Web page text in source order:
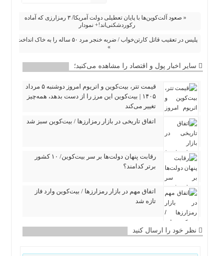
« صعود آلت‌کوین‌ها با پایان تعطیلی دولت آمریکا/ ۳ رمزارزی که آماده
رکوردشکنی‌اند!+ نمودار
پلیس در تعقیب قاتل کارتن‌خواب / ضربه خنجر مرد ۵۰ ساله را به خاک انداخت
»
سایر اخبار پول و اقتصاد را مشاهده می‌کنید؛
قیمت تتر، بیت‌کوین و اتریوم امروز دوشنبه ۵ مرداد
۱۴۰۵ | بیت‌کوین این مرز را از دست بدهد، همه‌چیز
تغییر می‌کند
اتفاق تاریخی در بازار رمزارزها / بیت‌کوین سبز شد
رقابت پنهان دولت‌ها بر سر بیت‌کوین/ ۱۰ کشور
برتر کدامند؟
اتفاق مهم در بازار رمزارزها / بیت‌کوین وارد فاز
تازه شد
نظر خود را ارسال کنید